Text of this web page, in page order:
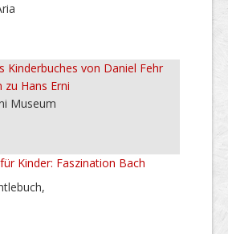
Kinderbuches von Daniel Fehr
zu Hans Erni
Museum
Kinder: Faszination Bach